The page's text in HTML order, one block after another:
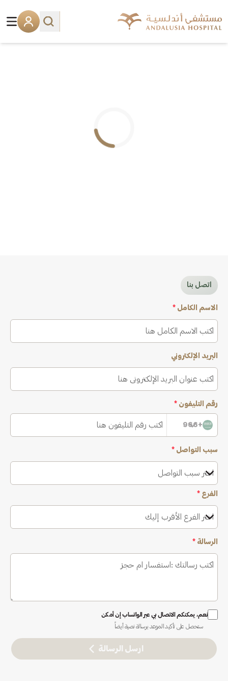
اتصل بنا
الاسم الكامل *
البريد الإلكتروني
رقم التليفون *
+966
سبب التواصل *
اختر سبب التواصل
الفرع *
اختر الفرع الأقرب إليك
الرسالة *
نعم، يمكنكم الاتصال بي عبر الواتساب إن أمكن
ستحصل على تأكيد الموعد برسالة نصية أيضاً
ارسل الرسالة